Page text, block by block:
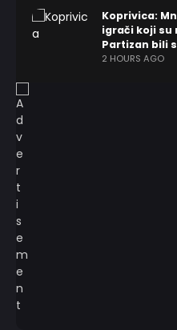
Koprivica:
igrači koji su
Partizan bili
2 HOURS AGO